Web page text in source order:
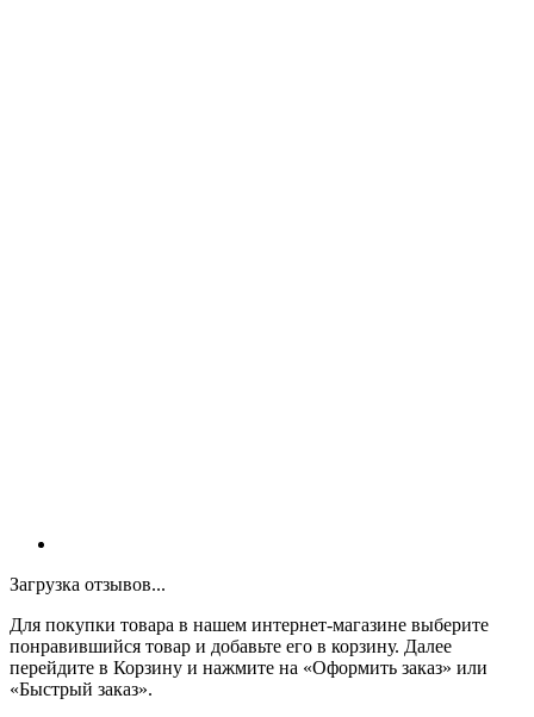
Загрузка отзывов...
Для покупки товара в нашем интернет-магазине выберите
понравившийся товар и добавьте его в корзину. Далее
перейдите в Корзину и нажмите на «Оформить заказ» или
«Быстрый заказ».